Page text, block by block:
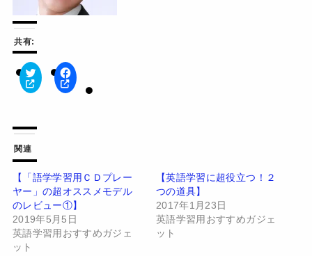
共有:
ク
リ
て
T
w
i
t
t
r
で
共
有
(
新
し
F
a
有
す
る
に
は
ク
リ
ッ
関連
【「語学学習用ＣＤプレー
ヤー」の超オススメモデル
のレビュー①】
2019年5月5日
英語学習用おすすめガジェ
ット
【英語学習に超役立つ！２
つの道具】
2017年1月23日
英語学習用おすすめガジェ
ット